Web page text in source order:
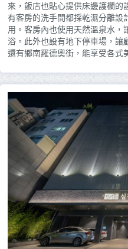
來，飯店也貼心提供床邊護欄的
有客房的洗手間都採乾濕分離設
用。客房內也使用天然溫泉水，
浴。此外也設有地下停車場，讓
還有鄉南羅德奧街，能享受各式